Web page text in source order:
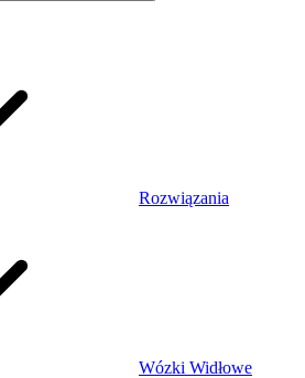
Rozwiązania
Wózki Widłowe